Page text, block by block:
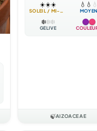
☀️☀️☀️
SOLEIL / MI-OMBRE
💧 💧 💧
MOYEN
❄️❄️❄️
GÉLIVE
🍃AIZOACEAE